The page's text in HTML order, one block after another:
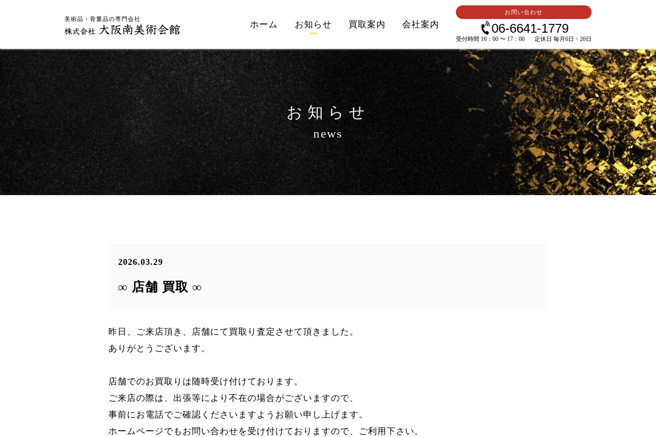
美術品・骨董品の専門会社
ホーム お知らせ 買取案内 会社案内
お問い合わせ
06-6641-1779
受付時間 10：00 〜 17：00 定休日 毎月6日・20日
お知らせ
news
2026.03.29
∞ 店舗 買取 ∞
昨日、ご来店頂き、店舗にて買取り査定させて頂きました。
ありがとうございます。
店舗でのお買取りは随時受け付けております。
ご来店の際は、出張等により不在の場合がございますので、
事前にお電話でご確認くださいますようお願い申し上げます。
ホームページでもお問い合わせを受け付けておりますので、ご利用下さい。